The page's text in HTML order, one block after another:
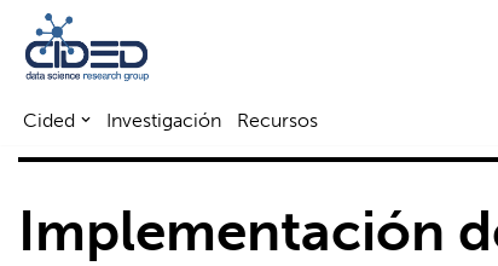
Saltar
Cided Investigación Recursos
Implementación